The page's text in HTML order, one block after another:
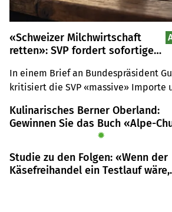
«Schweizer Milchwirtschaft
retten»: SVP fordert sofortigen
In einem Brief an Bundespräsident
kritisiert die SVP «massive» Importe
sagt BOM-Geschäftsführer Stefan
der Veredelungsverkehr.
Kulinarisches Berner Oberland:
Gewinnen Sie das Buch «Alpe-
✹
Studie zu den Folgen: «Wenn der
Käsefreihandel ein Testlauf wäre,